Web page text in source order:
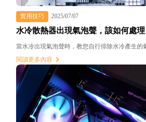
實用技巧 2025/07/07
水冷散熱器出現氣泡聲，該如何處理
當水冷出現氣泡聲時，教您自行排除水冷產生的
閱讀更多內容